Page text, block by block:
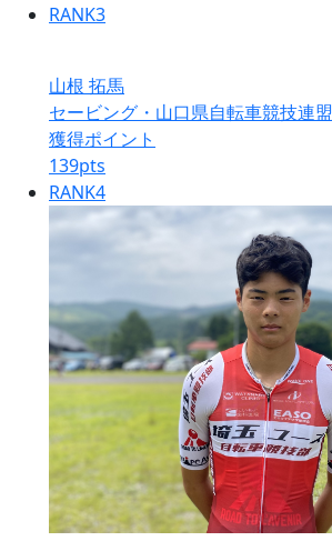
RANK3
山根 拓馬
セービング・山口県自転車競技連盟
獲得ポイント
139pts
RANK4